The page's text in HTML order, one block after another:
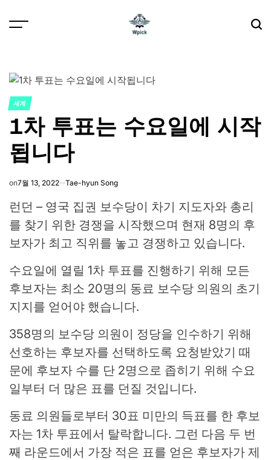
POSTED
IN
세계
1차 투표는 수요일에 시작
됩니다
on7월 13, 2022 Tae-hyun Song
런던 – 영국 집권 보수당이 차기 지도자와 총리
를 찾기 위한 경쟁을 시작했으며 현재 8명의 후
보자가 최고 직위를 놓고 경쟁하고 있습니다.
수요일에 열릴 1차 투표를 진행하기 위해 모든
후보자는 최소 20명의 동료 보수당 의원의 초기
지지를 얻어야 했습니다.
358명의 보수당 의원이 정당을 인수하기 위해
선호하는 후보자를 선택하도록 요청받았기 때
문에 후보자 수를 단 2명으로 좁히기 위해 수요
일부터 더 많은 표를 던질 것입니다.
동료 의원들로부터 30표 미만의 득표를 한 후보
자는 1차 투표에서 탈락합니다. 그런 다음 두 번
째 라운드에서 가장 적은 표를 얻은 후보자가 제